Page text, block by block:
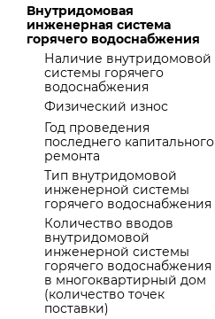
Внутридомовая
инженерная система
горячего водоснабжения
Наличие внутридомовой
системы горячего
водоснабжения
Физический износ
Год проведения
последнего капитального
ремонта
Тип внутридомовой
инженерной системы
горячего водоснабжения
Количество вводов
внутридомовой
инженерной системы
горячего водоснабжения
в многоквартирный дом
(количество точек
поставки)